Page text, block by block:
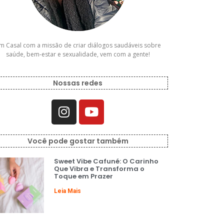
Casal com a missão de criar diálogos saudáveis sobre
saúde, bem-estar e sexualidade, vem com a gente!
Nossas redes
Você pode gostar também
Sweet Vibe Cafuné: O Carinho
Que Vibra e Transforma o
Toque em Prazer
Leia Mais